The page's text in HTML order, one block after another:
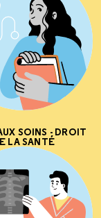
SOINS - DROIT
LA SANTÉ